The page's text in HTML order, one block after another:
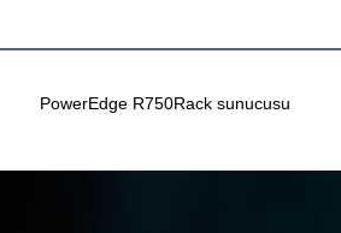
PowerEdge R750Rack sunucusu